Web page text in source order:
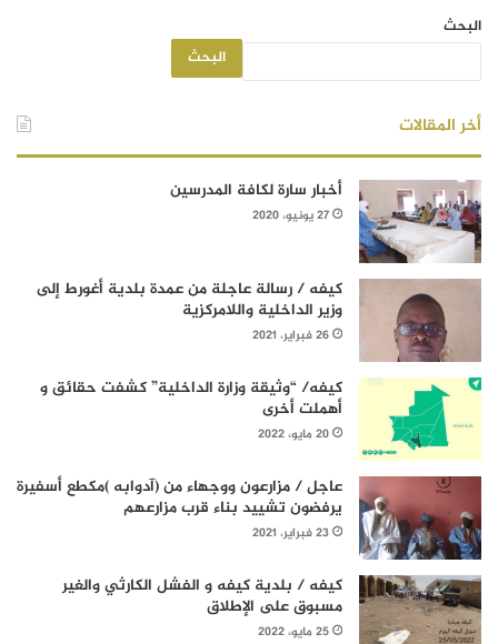
البحث
البحث
أخر المقالات
أخبار سارة لكافة المدرسين
27 يونيو، 2020
كيفه / رسالة عاجلة من عمدة بلدية أغورط إلى
وزير الداخلية واللامركزية
26 فبراير، 2021
كيفه/ “وثيقة وزارة الداخلية” كشفت حقائق و
أهملت أخرى
20 مايو، 2022
عاجل / مزارعون ووجهاء من (آدوابه )مكطع أسفيرة
يرفضون تشييد بناء قرب مزارعهم
23 فبراير، 2021
كيفه / بلدية كيفه و الفشل الكارثي والغير
مسبوق على الإطلاق
25 مايو، 2022